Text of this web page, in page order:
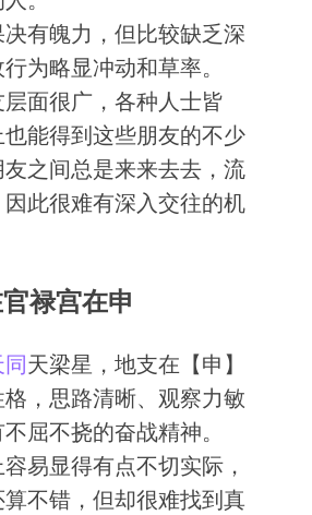
有魄力，但比较缺乏深
为略显冲动和草率。
面很广，各种人士皆
能得到这些朋友的不少
之间总是来来去去，流
此很难有深入交往的机
禄宫在申
同天梁星，地支在【申】
，思路清晰、观察力敏
屈不挠的奋战精神。
易显得有点不切实际，
不错，但却很难找到真